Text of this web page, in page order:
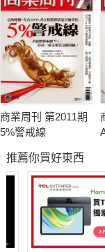
商業周刊 第2011期
5%警戒線
推薦你買好東西